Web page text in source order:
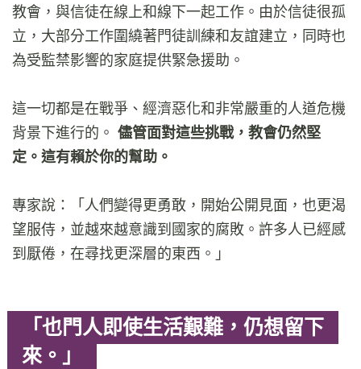
教會，與信徒在線上和線下一起工作。由於信徒很孤
立，大部分工作圍繞著門徒訓練和友誼建立，同時也
為受監禁影響的家庭提供緊急援助。
這一切都是在戰爭、經濟惡化和非常嚴重的人道危機
背景下進行的。 儘管面對這些挑戰，教會仍然堅
定。這有賴於你的幫助。
專家說：「人們變得更勇敢，開始公開見面，也更渴
望服侍，並越來越意識到國家的腐敗。許多人已經感
到厭倦，在尋找更深層的東西。」
「也門人即使生活艱難，仍想留下
來。」